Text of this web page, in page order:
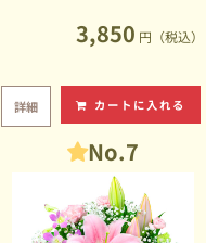
3,850 円（税込）
詳細 カートに入れる
No.7